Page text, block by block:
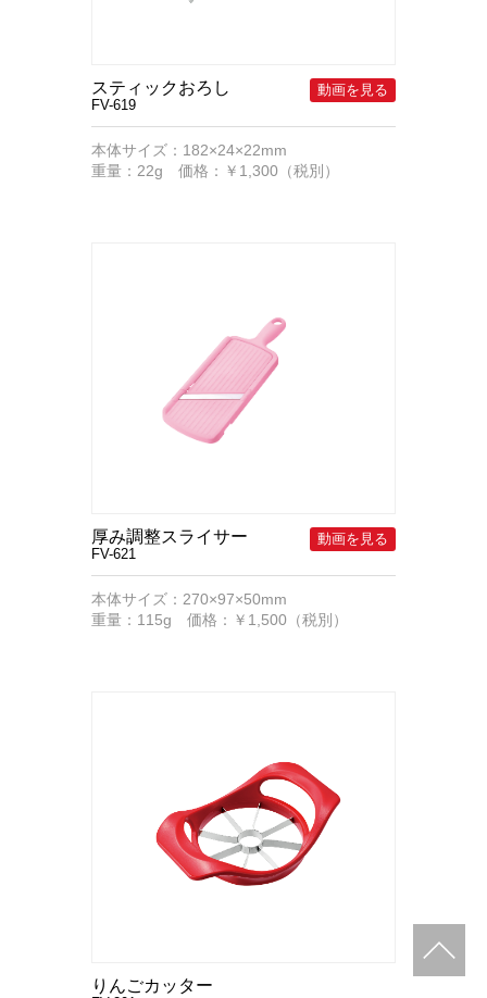
スティックおろし
FV-619
本体サイズ：182×24×22mm
重量：22g 価格：￥1,300（税別）
厚み調整スライサー
FV-621
本体サイズ：270×97×50mm
重量：115g 価格：￥1,500（税別）
りんごカッター